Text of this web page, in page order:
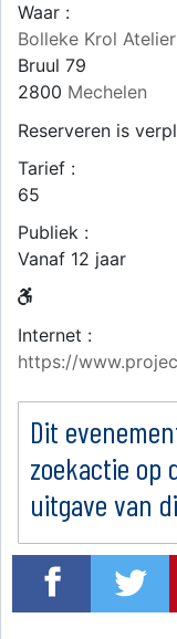
Waar :
Bolleke Krol Atelier
Bruul 79
2800 Mechelen
Reserveren is
Tarief :
65
Publiek :
Vanaf 12 jaar
Internet :
https://
Dit
zoekactie op
uitgave van